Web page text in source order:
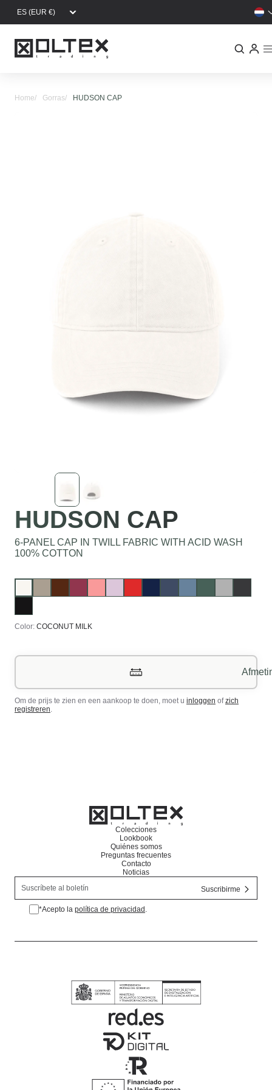
Overslaan en naar de inhoud gaan
Home Gorras HUDSON CAP
HUDSON CAP
6-PANEL CAP IN TWILL FABRIC WITH ACID WASH
100% COTTON
Color: COCONUT MILK
Om de prijs te zien en een aankoop te doen, moet u inloggen ofzich
registreren
Colecciones
Lookbook
Quiénes somos
Preguntas frecuentes
Contacto
Noticias
*Acepto la política de privacidad.
*Acepto la política de privacidad